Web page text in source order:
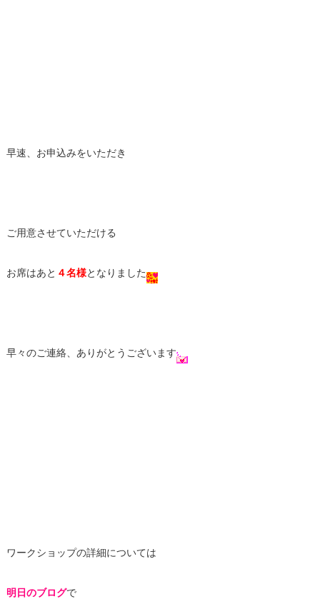
早速、お申込みをいただき
ご用意させていただける
お席はあと ４名様となりました
早々のご連絡、ありがとうございます
ワークショップの詳細については
明日のブログで